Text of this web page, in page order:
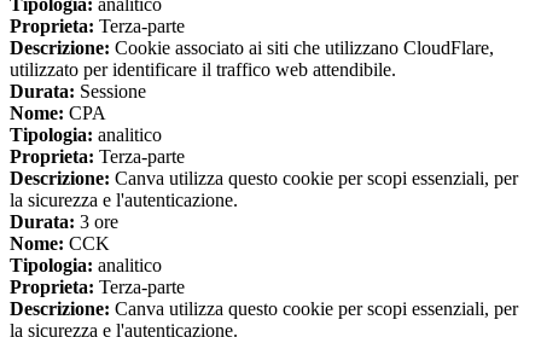
Tipologia: analitico
Proprieta: Terza-parte
Descrizione: Cookie associato ai siti che utilizzano CloudFlare,
utilizzato per identificare il traffico web attendibile.
Durata: Sessione
Nome: CPA
Tipologia: analitico
Proprieta: Terza-parte
Descrizione: Canva utilizza questo cookie per scopi essenziali, per
la sicurezza e l'autenticazione.
Durata: 3 ore
Nome: CCK
Tipologia: analitico
Proprieta: Terza-parte
Descrizione: Canva utilizza questo cookie per scopi essenziali, per
la sicurezza e l'autenticazione.